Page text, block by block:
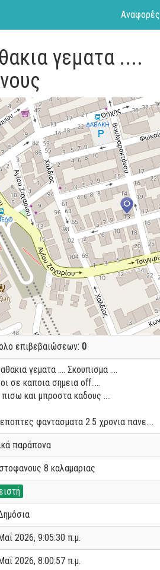
Αναφορές
γεματα ....
επιβεβαιώσεων: 0
γεματα .... Σκουπισμα ....
σε καποια σημεια οff.....
και μπροστα καδους ....
φαντασματα 2.5 χρονια πανε....
παράπονα
8 καλαμαριας
2026, 9:05:30 π.μ.
2026, 8:00:57 π.μ.